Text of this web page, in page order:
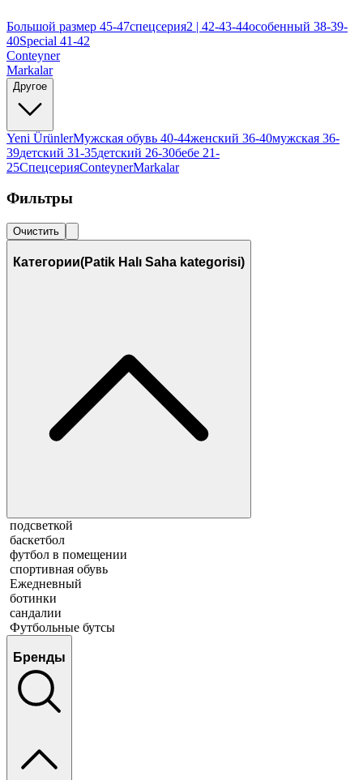
Большой размер 45-47спецсерия2 | 42-43-44особенный 38-39-
40Special 41-42
Conteyner
Markalar
Другое
Yeni ÜrünlerМужская обувь 40-44женский 36-40мужская 36-
39детский 31-35детский 26-30бебе 21-
25СпецсерияConteynerMarkalar
Фильтры
Очистить
Категории(Patik Halı Saha kategorisi)
подсветкой
баскетбол
футбол в помещении
спортивная обувь
Ежедневный
ботинки
сандалии
Футбольные бутсы
Бренды